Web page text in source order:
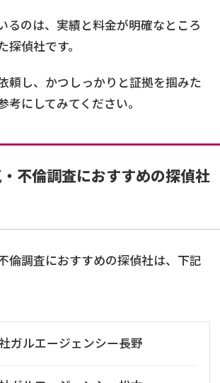
るのは、実績と料金が明確なところ
偵社です。
頼し、かつしっかりと証拠を掴みた
考にしてみてください。
不倫調査におすすめの探偵社
倫調査におすすめの探偵社は、下記
ガルエージェンシー長野